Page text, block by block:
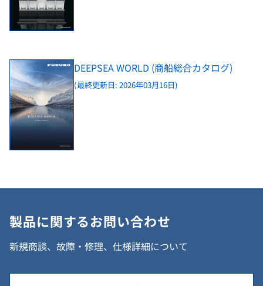
DEEPSEA WORLD (商船総合カタログ)
(最終更新日: 2026年03月16日)
製品に関するお問い合わせ
新規商談、故障・修理、仕様詳細について